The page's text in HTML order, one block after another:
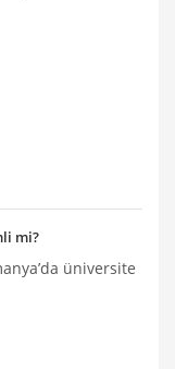
mi?
üniversite